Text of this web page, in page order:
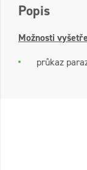
Popis
Možnosti
průkaz